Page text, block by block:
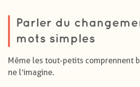
Parler du
mots simples
Même les tout-petits comprennent
ne l’imagine.